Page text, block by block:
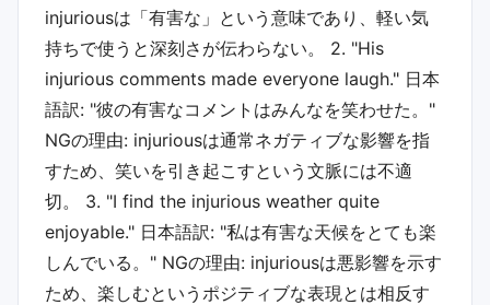
injuriousは「有害な」という意味であり、軽い気
持ちで使うと深刻さが伝わらない。 2. "His
injurious comments made everyone laugh." 日本
語訳: "彼の有害なコメントはみんなを笑わせた。"
NGの理由: injuriousは通常ネガティブな影響を指
すため、笑いを引き起こすという文脈には不適
切。 3. "I find the injurious weather quite
enjoyable." 日本語訳: "私は有害な天候をとても楽
しんでいる。" NGの理由: injuriousは悪影響を示す
ため、楽しむというポジティブな表現とは相反す